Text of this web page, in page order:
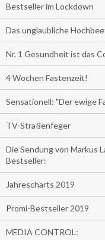
Bestseller im Lockdown
Das unglaubliche
Nr. 1 Gesundheit ist das
4 Wochen Fastenzeit!
Sensationell: "Der ewige
TV-Straßenfeger
Die Sendung von Markus
Bestseller:
Jahrescharts 2019
Promi-Bestseller 2019
MEDIA CONTROL: